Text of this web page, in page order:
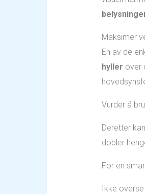
Maksimer
En av de
hyller over
Vurder å
Deretter
dobler
For en
Ikke overse